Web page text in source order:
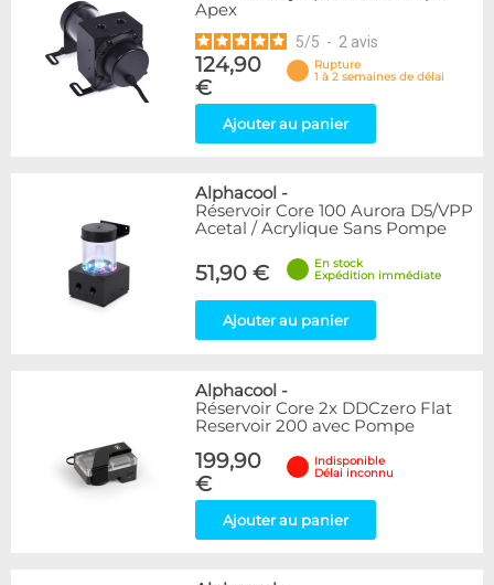
Apex
5/5 - 2 avis
124,90
€
Rupture
1 à 2 semaines de délai
Ajouter au panier
Alphacool -
Réservoir Core 100 Aurora D5/VPP
Acetal / Acrylique Sans Pompe
51,90 €
En stock
Expédition immédiate
Ajouter au panier
Alphacool -
Réservoir Core 2x DDCzero Flat
Reservoir 200 avec Pompe
199,90
€
Indisponible
Délai inconnu
Ajouter au panier